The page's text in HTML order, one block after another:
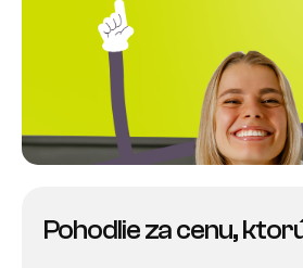
Pohodlie za cenu,